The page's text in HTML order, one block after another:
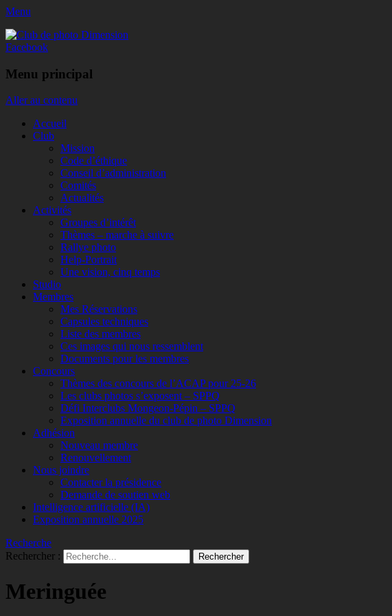
Menu
Club de photo Dimension
Facebook
Menu principal
Aller au contenu
Accueil
Club
Mission
Code d’éthique
Conseil d’administration
Comités
Actualités
Activités
Groupes d’intérêt
Thèmes – marche à suivre
Rallye photo
Help-Portrait
Une vision, cinq temps
Studio
Membres
Mes Réservations
Capsules techniques
Liste des membres
Ces images qui nous ressemblent
Documents pour les membres
Concours
Thèmes des concours de l’ACAP pour 25-26
Les clubs photos s’exposent – SPPQ
Défi Interclubs Mongeon-Pépin – SPPQ
Exposition annuelle du club de photo Dimension
Adhésion
Nouveau membre
Renouvellement
Nous joindre
Contacter la présidence
Demande de soutien web
Intelligence artificielle (IA)
Exposition annuelle 2025
Recherche
Rechercher :
Meringuée